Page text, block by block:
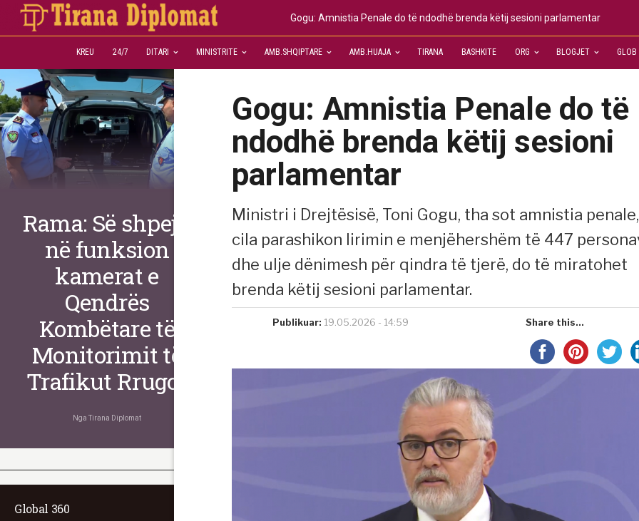
Gogu: Amnistia Penale do të ndodhë brenda këtij sesioni parlamentar
KREU 24/7 DITARI MINISTRITE AMB.SHQIPTARE AMB.HUAJA TIRANA BASHKITE ORG BLOGJET GLOB
Gogu: Amnistia Penale do të
ndodhë brenda këtij sesioni
parlamentar
Ministri i Drejtësisë, Toni Gogu, tha sot amnistia
cila parashikon lirimin e menjëhershëm të 447
dhe ulje dënimesh për qindra të tjerë, do të miratohet
brenda këtij sesioni parlamentar.
Publikuar: 19.05.2026 - 14:59 Share this...
Rama: Së shpejti
në funksion
kamerat e
Qendrës
Kombëtare të
Monitorimit të
Trafikut Rrugor
Nga Tirana Diplomat
Global 360